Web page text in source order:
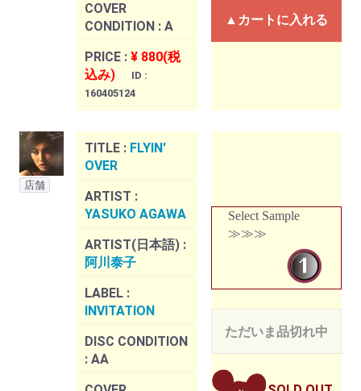
COVER
CONDITION : A
PRICE : ¥ 880(税
込み)
ID :
160405124
▲カートに入れる
店舗
TITLE : FLYIN'
OVER
ARTIST :
YASUKO AGAWA
ARTIST(日本語) :
阿川泰子
LABEL :
INVITATION
DISC CONDITION
: AA
Select Sample
≫≫≫
ただいま品切れ中